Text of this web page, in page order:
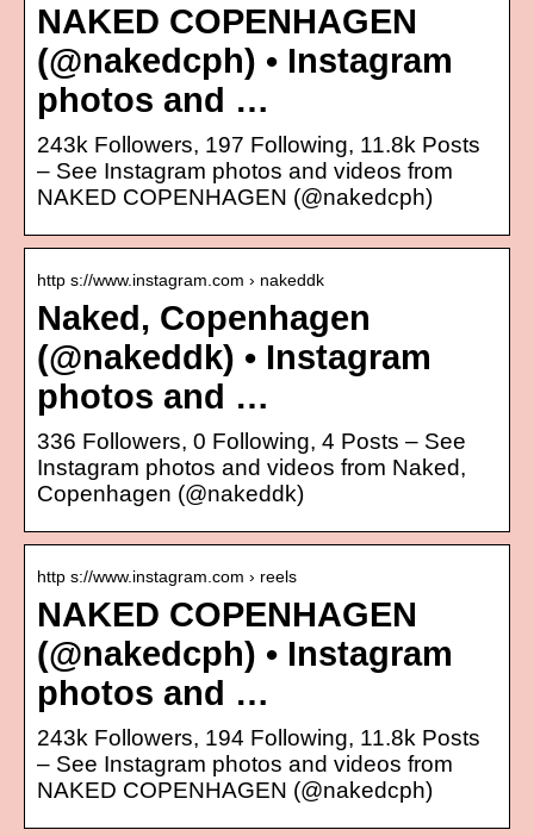
NAKED COPENHAGEN
(@nakedcph) • Instagram
photos and …
243k Followers, 197 Following, 11.8k Posts
– See Instagram photos and videos from
NAKED COPENHAGEN (@nakedcph)
http s://www.instagram.com › nakeddk
Naked, Copenhagen
(@nakeddk) • Instagram
photos and …
336 Followers, 0 Following, 4 Posts – See
Instagram photos and videos from Naked,
Copenhagen (@nakeddk)
http s://www.instagram.com › reels
NAKED COPENHAGEN
(@nakedcph) • Instagram
photos and …
243k Followers, 194 Following, 11.8k Posts
– See Instagram photos and videos from
NAKED COPENHAGEN (@nakedcph)